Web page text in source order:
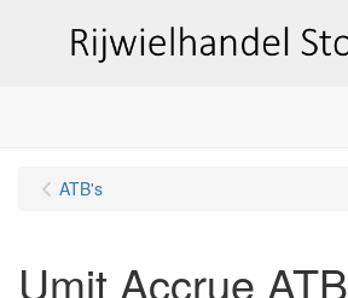
ATB's
Umit Accrue ATB